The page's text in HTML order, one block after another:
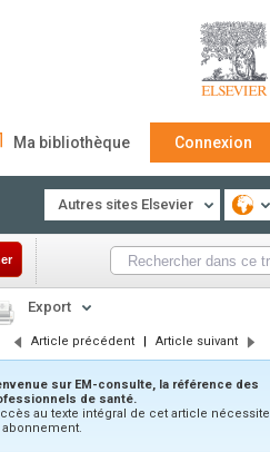
Ma bibliothèque Connexion
Autres sites Elsevier
Export
Article précédent | Article suivant
sur EM-consulte, la référence des
de santé.
au texte intégral de cet article nécessite
abonnement.